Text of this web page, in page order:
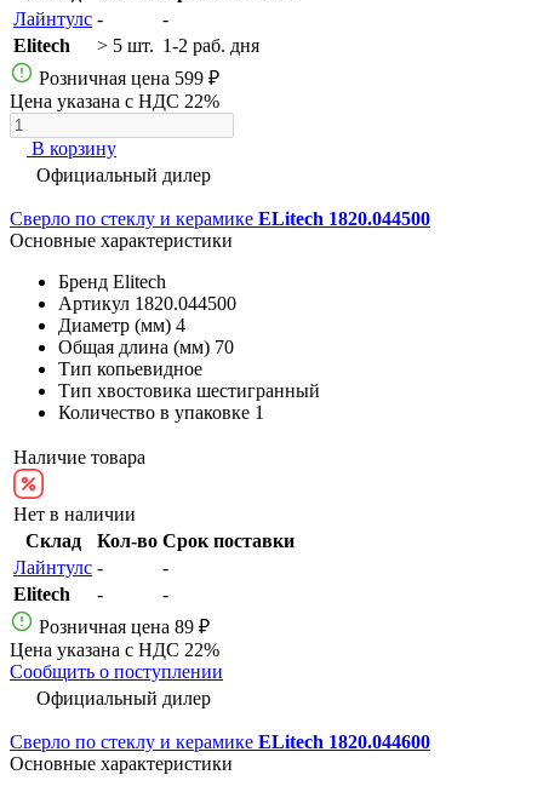
Лайнтулс -
-
Elitech
> 5 шт. 1-2 раб. дня
Розничная цена 599 ₽
Цена указана с НДС 22%
В корзину
Официальный дилер
Сверло по стеклу и керамике ELitech 1820.044500
Основные характеристики
Бренд Elitech
Артикул 1820.044500
Диаметр (мм) 4
Общая длина (мм) 70
Тип копьевидное
Тип хвостовика шестигранный
Количество в упаковке 1
Наличие товара
Нет в наличии
Склад
Кол-во Срок поставки
Лайнтулс -
-
Elitech
-
-
Розничная цена 89 ₽
Цена указана с НДС 22%
Сообщить о поступлении
Официальный дилер
Сверло по стеклу и керамике ELitech 1820.044600
Основные характеристики